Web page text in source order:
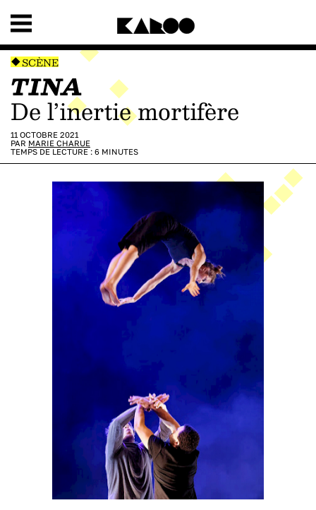
SCÈNE
TINA
De l’inertie mortifère
11 OCTOBRE 2021
PAR MARIE CHARUE
TEMPS DE LECTURE : 6 MINUTES